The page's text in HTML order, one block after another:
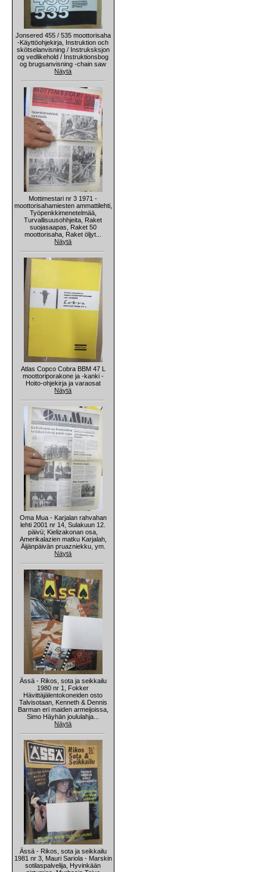
Jonsered 455 / 535 moottorisaha
-Käyttöohjekirja, Instruktion och
skötselanvisning / Instruksksjon
og vedlikehold / Instruktionsbog
og brugsanvisning -chain saw
Näytä
Mottimestari nr 3 1971 -
moottorisahamiesten ammattilehti,
Työpenkkimenetelmää,
Turvallisuusohhjeita, Raket
suojasaapas, Raket 50
moottorisaha, Raket öljyt...
Näytä
Atlas Copco Cobra BBM 47 L
moottoriporakone ja -kanki -
Hoito-ohjekirja ja varaosat
Näytä
Oma Mua - Karjalan rahvahan
lehti 2001 nr 14, Sulakuun 12.
päivü; Kielizakonan osa,
Amerikalazien matku Karjalah,
Äijänpäivän pruazniekku, ym.
Näytä
Ässä - Rikos, sota ja seikkailu
1980 nr 1, Fokker
Hävittäjälentokoneiden osto
Talvisotaan, Kenneth & Dennis
Barman eri maiden armeijoissa,
Simo Häyhän joululahja...
Näytä
Ässä - Rikos, sota ja seikkailu
1981 nr 3, Mauri Sariola - Marskin
sotilaspalvelija, Hyvinkään